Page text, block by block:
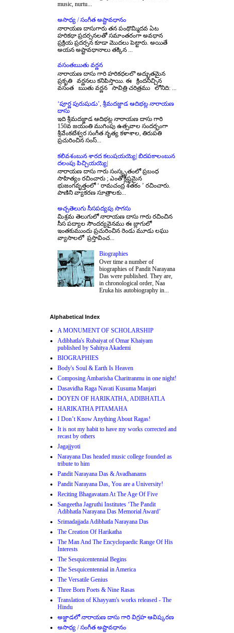
music, nurtu...
అసాధ్య / సంగీత అష్టావధానం
నారాయణ దాసుగారు తన పంథొమ్మిదవ ఏట
హరికధా ప్రదర్సనలతో సమాంతరంగా అవధాన
ప్రక్రియ ప్రదర్సన కూడా మొదలు పెట్టారు. అయితే
అయన అష్టావధానాలు తక్కిన ...
వసంతఋతు వర్ణన
నారాయణ దాసు గారి హరికధలలొ అద్భుతమైన
ప్రకృతి వర్ణనలు కనిపిస్తాయి. ఈ క్రిందనిచ్చిన
వసంత ఋతు వర్ణన సావిత్రి చరిత్రము లోనిది: ...
‘పూర్ణ పురుషుడు’, శ్రీమదజ్జాడ ఆదిభట్ల నారాయణ
దాసు
ఇది శ్రీమదజ్జాడ ఆదిభట్ల నారాయణ దాసు గారి
150వ జయంతి ముగింపు ఉత్సవాల సందర్భంగా
శ్రీవేంకటేశ్వర సంగీత నృత్య కళాశాల, తిరుపతి
ప్రచురించిన సంస్...
కలివశంబున శారద కలుషయయ్యె| బిదపకాలంబున
దలంపు పిచ్చియయ్యె|
నారాయణ దాసు గారు సంస్కృతంలో ప్రబంధ
సాహిత్యం రచించారు ; ఎంతోక్లిష్టమైన
భుజంగవృత్తంలో ‘ రామచంద్ర శతకం ’ రచించారు.
పాణిని వ్యాకరణ సూత్రాలకు...
అచ్చతెలుగు సీసపద్యపు సొగసు
మిశ్రమ తెలుగులో నారాయణ దాసు గారు రచించిన
సీస పద్యాల సౌందర్యవైనము ఈ బ్లాగులో
ఇంతకుముందు ప్రచురించిన రెండు మూడు లఘు
వ్యాసాలలో ప్రస్తావించ...
Biographies
Over time a number of
biographies of Pandit Narayana
Das were published. They are,
in chronological order, Naa
Eruka his autobiography in...
Alphabetical Index
A MONUMENT OF SCHOLARSHIP
Adibhatla's Rubaiyat of Omar Khaiyam
published by Sahitya Akademi
BIOGRAPHIES
Body's Soul & Earth Is Heaven
Composing Ambarisha Charitranmu in one night!
Dasavidha Raga Navati Kusuma Manjari
DOYEN OF HARIKATHA, ADIBHATLA
HARIKATHA PITAMAHA
I Don’t Know Anything About Ragas!
It is not my habit to have my works corrected and
recast by others
Jagajjyoti
Narayana Das headed music college founded as
tribute to him
Pandit Narayana Das & Avadhanams
Pandit Narayana Das, You are a University!
Reciting Bhagavatam At The Age Of Five
Sangeetha Jagruthi Institutes ‘The Pandit
Adibhatla Narayana Das Memorial Award’
Srimadajjada Adibhatla Narayana Das
The Creation Of Harikatha
The Man And The Encyclopaedic Range Of His
Interests
The Sesquicentennial Begins
The Sesquicentennial in America
The Versatile Genius
Three Born Poets & Nine Rasas
Translation of Khayyam's works released - The
Hindu
అజ్జాడలో నారాయణ దాసు గారి విగ్రహ ఆవిష్కరణ
అసాధ్య / సంగీత అష్టావధానం